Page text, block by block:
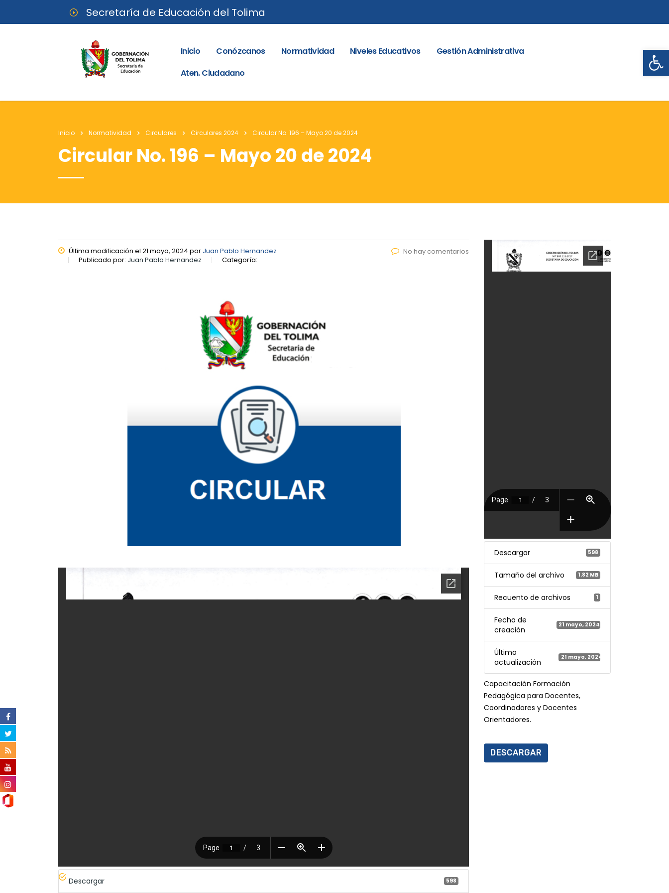
Secretaría de Educación del Tolima
Inicio Conózcanos Normatividad Niveles Educativos
Gestión Administrativa
Aten. Ciudadano
Inicio Normatividad Circulares Circulares 2024 Circular No. 196 – Mayo 20 de 2024
Circular No. 196 – Mayo 20 de 2024
Última modificación el 21 mayo, 2024 por Juan Pablo Hernandez
Publicado por: Juan Pablo Hernandez Categoría:
No hay comentarios
Descargar 598
Descargar 598
Tamaño del archivo 1.82 MB
Recuento de archivos 1
Fecha de
creación
21 mayo, 2024
Última
actualización
21 mayo, 2024
Capacitación Formación
Pedagógica para Docentes,
Coordinadores y Docentes
Orientadores.
DESCARGAR